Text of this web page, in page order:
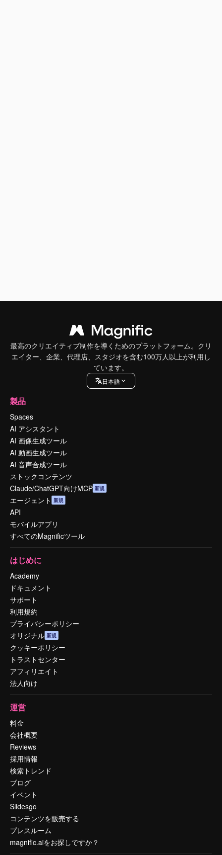
最高のクリエイティブ制作を導くためのプラットフォーム。クリ
エイター、企業、代理店、スタジオを含む100万人以上が利用し
ています。
日本語
製品
Spaces
AI アシスタント
AI 画像生成ツール
AI 動画生成ツール
AI 音声合成ツール
ストックコンテンツ
Claude/ChatGPT向けMCP 新規
エージェント 新規
API
モバイルアプリ
すべてのMagnificツール
はじめに
Academy
ドキュメント
サポート
利用規約
プライバシーポリシー
オリジナル 新規
クッキーポリシー
トラストセンター
アフィリエイト
法人向け
運営
料金
会社概要
Reviews
採用情報
検索トレンド
ブログ
イベント
Slidesgo
コンテンツを販売する
プレスルーム
magnific.aiをお探しですか？